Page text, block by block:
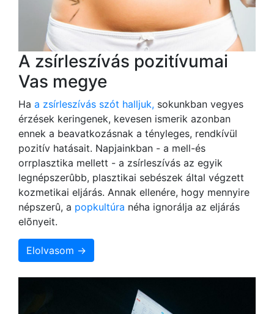
A zsírleszívás pozitívumai
Vas megye
Ha a zsírleszívás szót halljuk, sokunkban vegyes
érzések keringenek, kevesen ismerik azonban
ennek a beavatkozásnak a tényleges, rendkívül
pozitív hatásait. Napjainkban - a mell-és
orrplasztika mellett - a zsírleszívás az egyik
legnépszerûbb, plasztikai sebészek által végzett
kozmetikai eljárás. Annak ellenére, hogy mennyire
népszerû, a popkultúra néha ignorálja az eljárás
elõnyeit.
Elolvasom →